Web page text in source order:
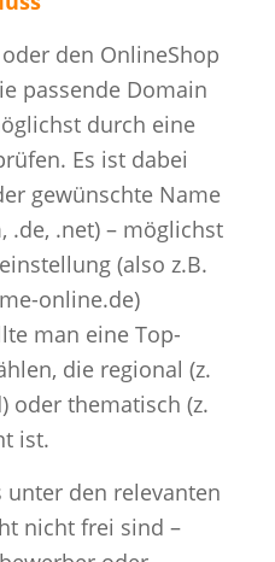
den OnlineShop
passende Domain
durch eine
Es ist dabei
gewünschte Name
.de, .net) – möglichst
(also z.B.
online.de)
man eine Top-
die regional (z.
oder thematisch (z.
ist.
den relevanten
nicht frei sind –